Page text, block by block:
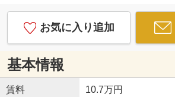
お気に入り追加
基本情報
賃料 10.7万円